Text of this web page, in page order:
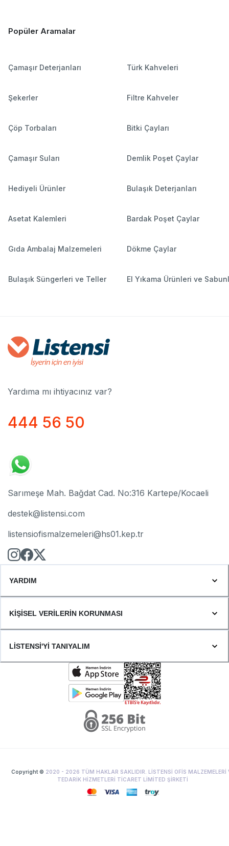
Popüler Aramalar
Çamaşır Deterjanları Türk Kahveleri
Şekerler Filtre Kahveler
Çöp Torbaları Bitki Çayları
Çamaşır Suları Demlik Poşet Çaylar
Hediyeli Ürünler Bulaşık Deterjanları
Asetat Kalemleri Bardak Poşet Çaylar
Gıda Ambalaj Malzemeleri Dökme Çaylar
Bulaşık Süngerleri ve Teller El Yıkama Ürünleri ve
Yardıma mı ihtiyacınız var?
444 56 50
Sarımeşe Mah. Bağdat Cad. No:316 Kartepe/Kocaeli
destek@listensi.com
listensiofismalzemeleri@hs01.kep.tr
YARDIM
KİŞİSEL VERİLERİN KORUNMASI
LİSTENSİ'Yİ TANIYALIM
Copyright © 2020 - 2026 TÜM HAKLAR SAKLIDIR. LİSTENSİ OFİS MALZEMELERİ
TEDARİK HİZMETLERİ TİCARET LİMİTED ŞİRKETİ